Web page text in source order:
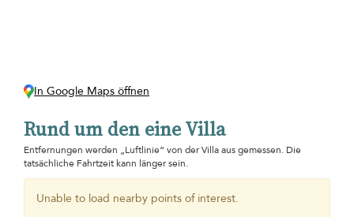
In Google Maps öffnen
Rund um den eine Villa
Entfernungen werden „Luftlinie“ von der Villa aus gemessen. Die
tatsächliche Fahrtzeit kann länger sein.
Unable to load nearby points of interest.